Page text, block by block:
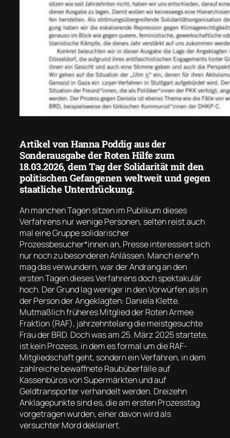
Artikel von Hanna Poddig aus der
Sonderausgabe der Roten Hilfe zum
18.03.2026, dem Tag der Solidarität mit den
politischen Gefangenen weltweit und gegen
staatliche Unterdrückung.
An manchen Tagen sitzen im Publikum dieses
Verfahrens nur wenige Personen, selten reist auch
mal eine Gruppe solidarischer
Prozessbesucher*innen an, Presse interessiert sich
nur noch zu besonderen Anlässen. Manch eine*n
mag das verwundern, war der Andrang an den
ersten Tagen dieses Verfahrens doch spektakulär
hoch. Der Grund lag weniger in den Vorwürfen als in
der Person der Angeklagten: Daniela Klette.
Mutmaßlich früheres Mitglied der Roten Armee
Fraktion (RAF), jahrzehntelang die meistgesuchte
Frau der BRD. Doch was am 25. März 2025 startete,
ist kein Prozess, in dem es formal um die RAF-
Mitgliedschaft geht, sondern ein Verfahren, in dem
zahlreiche bewaffnete Raubüberfälle auf
Kassenbüros von Supermärkten und auf
Geldtransporter verhandelt werden. Dreizehn
Anklagepunkte sind es, die am ersten Prozesstag
vorgetragen wurden, einer davon wird als
versuchter Mord deklariert.